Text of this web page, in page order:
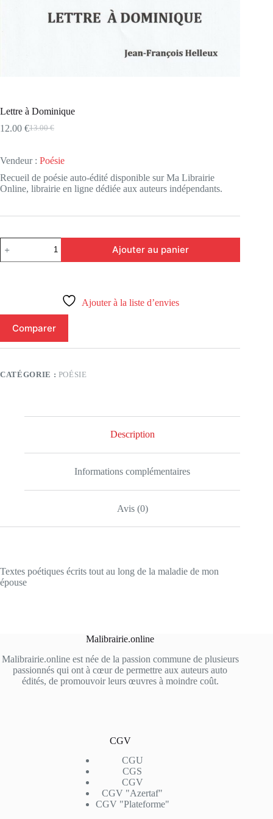
Lettre à Dominique
13.00€
Le
était :
13.00 €.
12.00 €Le
est :
12.00 €.
Vendeur : Poésie
Recueil de poésie auto-édité disponible sur Ma Librairie
Online, librairie en ligne dédiée aux auteurs indépendants.
quantité
de
Lettre
Ajouter au panier
Ajouter à la liste d’envies
Comparer
CATÉGORIE : POÉSIE
Description
Informations complémentaires
Avis (0)
Textes poétiques écrits tout au long de la maladie de mon
épouse
Malibrairie.online
Malibrairie.online est née de la passion commune de plusieurs
passionnés qui ont à cœur de permettre aux auteurs auto
édités, de promouvoir leurs œuvres à moindre coût.
CGV
CGU
CGS
CGV
CGV "Azertaf"
CGV "Plateforme"